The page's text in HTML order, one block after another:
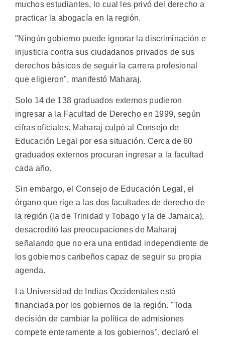
muchos estudiantes, lo cual les privó del derecho a
practicar la abogacía en la región.
"Ningún gobierno puede ignorar la discriminación e
injusticia contra sus ciudadanos privados de sus
derechos básicos de seguir la carrera profesional
que eligieron", manifestó Maharaj.
Solo 14 de 138 graduados externos pudieron
ingresar a la Facultad de Derecho en 1999, según
cifras oficiales. Maharaj culpó al Consejo de
Educación Legal por esa situación. Cerca de 60
graduados externos procuran ingresar a la facultad
cada año.
Sin embargo, el Consejo de Educación Legal, el
órgano que rige a las dos facultades de derecho de
la región (la de Trinidad y Tobago y la de Jamaica),
desacreditó las preocupaciones de Maharaj
señalando que no era una entidad independiente de
los gobiernos caribeños capaz de seguir su propia
agenda.
La Universidad de Indias Occidentales está
financiada por los gobiernos de la región. "Toda
decisión de cambiar la política de admisiones
compete enteramente a los gobiernos", declaró el